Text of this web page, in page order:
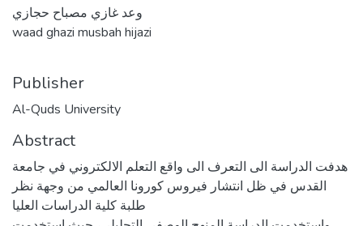
وعد غازي مصباح حجازي
waad ghazi musbah hijazi
Publisher
Al-Quds University
Abstract
هدفت الدراسة الى التعرف الى واقع التعلم الالكتروني في جامعة
القدس في ظل انتشار فيروس كورونا العالمي من وجهة نظر
طلبة كلية الدراسات العليا